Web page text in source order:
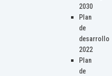
2030
Plan
de
desarrollo
2022
Plan
de